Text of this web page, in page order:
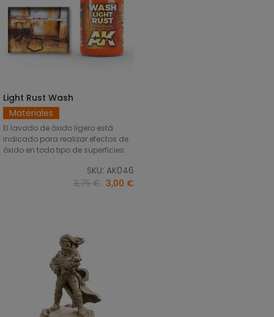
AÑADIR AL CARRITO
Light Rust Wash
Materiales
El lavado de óxido ligero está
indicado para realizar efectos de
óxido en todo tipo de superficies.
SKU: AK046
3,75 € 3,00 €